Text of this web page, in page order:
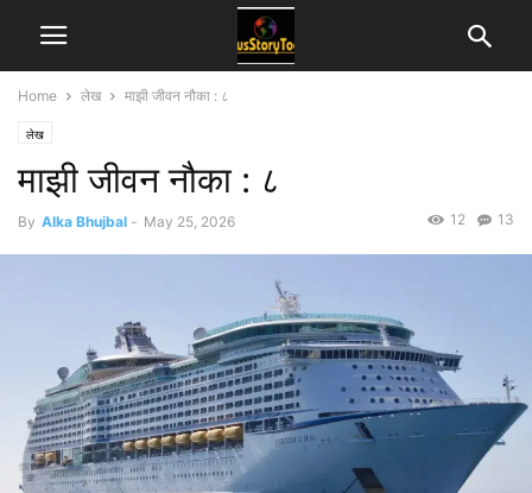
Home लेख माझी जीवन नौका : ८
लेख
माझी जीवन नौका : ८
By Alka Bhujbal - May 25, 2026 13
12